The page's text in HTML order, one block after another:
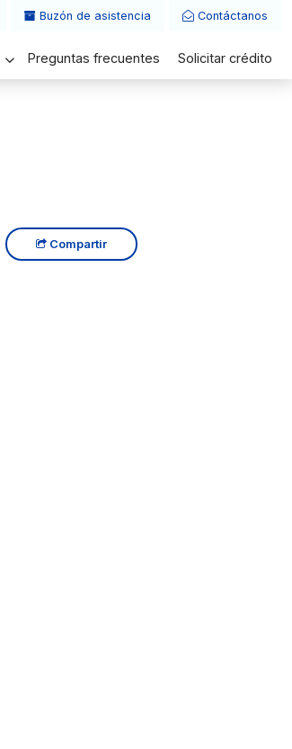
Buzón de asistencia Contáctanos
Preguntas frecuentes Solicitar crédito
Compartir